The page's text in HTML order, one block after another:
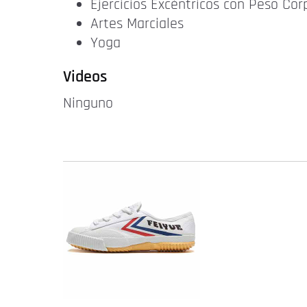
Ejercicios Excéntricos con Peso
Artes Marciales
Yoga
Videos
Ninguno